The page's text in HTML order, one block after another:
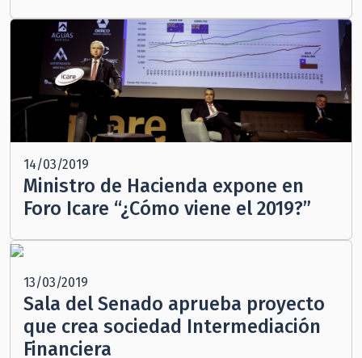
14/03/2019
Ministro de Hacienda expone en
Foro Icare “¿Cómo viene el 2019?”
13/03/2019
Sala del Senado aprueba proyecto
que crea sociedad Intermediación
Financiera